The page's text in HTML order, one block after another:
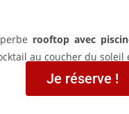
rooftop avec
au coucher du
Je réserve !